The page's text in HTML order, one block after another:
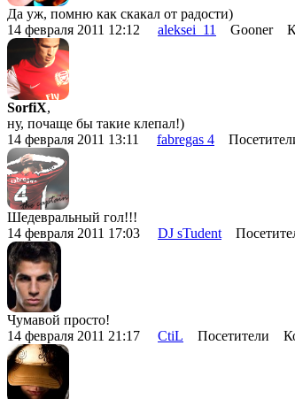
Да уж, помню как скакал от радости)
14 февраля 2011 12:12 aleksei_11 Gooner
SorfiX,
ну, почаще бы такие клепал!)
14 февраля 2011 13:11 fabregas 4
Шедевральный гол!!!
14 февраля 2011 17:03 DJ sTudent
Чумавой просто!
14 февраля 2011 21:17 CtiL Посетители